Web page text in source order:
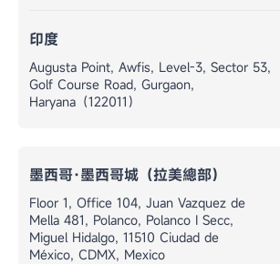
印度
Augusta Point, Awfis, Level-3, Sector 53,
Golf Course Road, Gurgaon,
Haryana（122011）
墨西哥·墨西哥城（拉美總部）
Floor 1, Office 104, Juan Vazquez de
Mella 481, Polanco, Polanco I Secc,
Miguel Hidalgo, 11510 Ciudad de
México, CDMX, Mexico